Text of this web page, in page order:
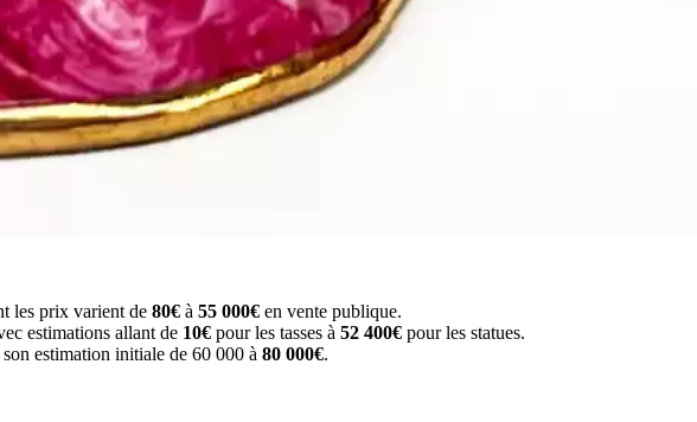
les prix varient de 80€ à 55 000€ en vente publique.
estimations allant de 10€ pour les tasses à 52 400€ pour les statues.
estimation initiale de 60 000 à 80 000€.